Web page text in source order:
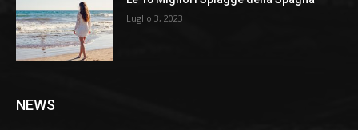
Luglio 3, 2023
NEWS